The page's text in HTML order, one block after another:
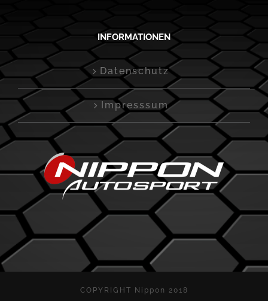
INFORMATIONEN
Datenschutz
Impresssum
COPYRIGHT Nippon 2018